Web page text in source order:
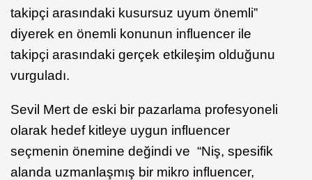
takipçi arasındaki kusursuz uyum önemli”
diyerek en önemli konunun influencer ile
takipçi arasındaki gerçek etkileşim olduğunu
vurguladı.
Sevil Mert de eski bir pazarlama profesyoneli
olarak hedef kitleye uygun influencer
seçmenin önemine değindi ve “Niş, spesifik
alanda uzmanlaşmış bir mikro influencer,